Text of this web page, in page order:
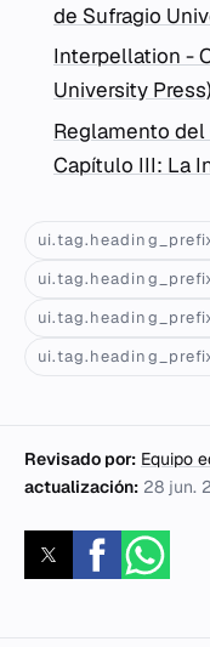
de Sufragio
Interpellation -
University Press)
Reglamento
Capítulo III: La
Revisado por: Equipo
actualización: 28 jun.